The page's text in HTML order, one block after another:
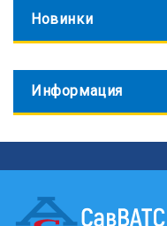
Новинки
Информация